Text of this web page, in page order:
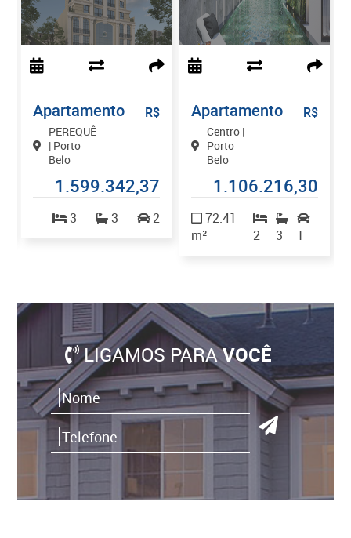
Apartamento
PEREQUÊ
| Porto
Belo
R$
1.599.342,37
3 3 2
Apartamento
Centro |
Porto
Belo
R$
1.106.216,30
72.41
m²
2 3 1
LIGAMOS PARAVOCÊ